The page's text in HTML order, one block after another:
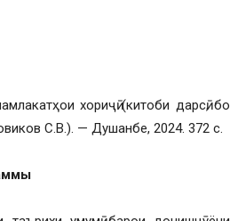
хориҷӣ (китоби дарсӣ, бо
С.В.). — Душанбе, 2024. 372 с.